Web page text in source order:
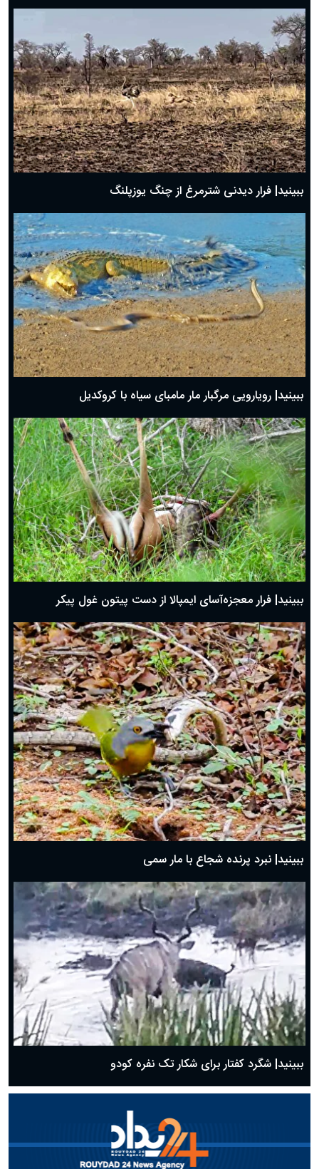
ببینید| فرار دیدنی شترمرغ از چنگ یوزپلنگ
ببینید| رویارویی مرگبار مار مامبای سیاه با کروکدیل
ببینید| فرار معجزه‌آسای ایمپالا از دست پیتون غول پیکر
ببینید| نبرد پرنده شجاع با مار سمی
ببینید| شگرد کفتار برای شکار تک نفره کودو